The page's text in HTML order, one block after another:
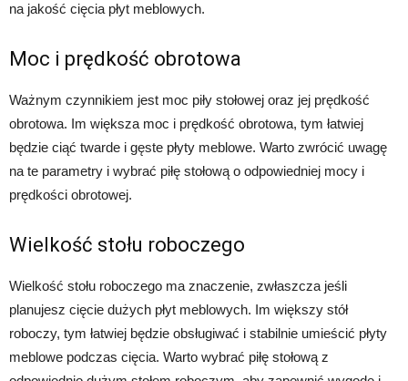
na jakość cięcia płyt meblowych.
Moc i prędkość obrotowa
Ważnym czynnikiem jest moc piły stołowej oraz jej prędkość
obrotowa. Im większa moc i prędkość obrotowa, tym łatwiej
będzie ciąć twarde i gęste płyty meblowe. Warto zwrócić uwagę
na te parametry i wybrać piłę stołową o odpowiedniej mocy i
prędkości obrotowej.
Wielkość stołu roboczego
Wielkość stołu roboczego ma znaczenie, zwłaszcza jeśli
planujesz cięcie dużych płyt meblowych. Im większy stół
roboczy, tym łatwiej będzie obsługiwać i stabilnie umieścić płyty
meblowe podczas cięcia. Warto wybrać piłę stołową z